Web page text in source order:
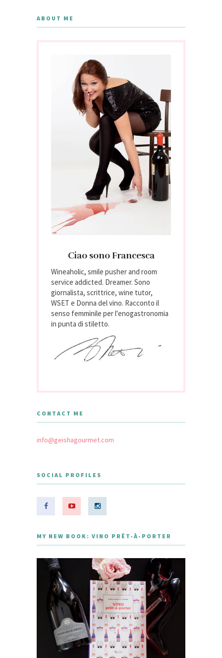
ABOUT ME
Ciao sono Francesca
Wineaholic, smile pusher and room
service addicted. Dreamer. Sono
giornalista, scrittrice, wine tutor,
WSET e Donna del vino. Racconto il
senso femminile per l'enogastronomia
in punta di stiletto.
CONTACT ME
info@geishagourmet.com
SOCIAL PROFILES
MY NEW BOOK: VINO PRÊT-À-PORTER